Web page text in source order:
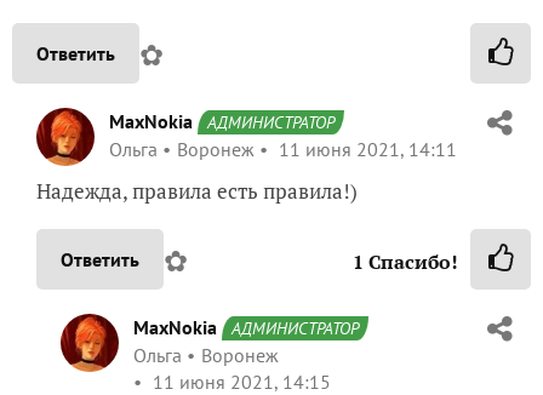
Ответить ✿
MaxNokia АДМИНИСТРАТОР
Ольга Воронеж 11 июня 2021, 14:11
Надежда, правила есть правила!)
Ответить ✿ 1 Спасибо!
MaxNokia АДМИНИСТРАТОР
Ольга
Воронеж
11 июня 2021, 14:15